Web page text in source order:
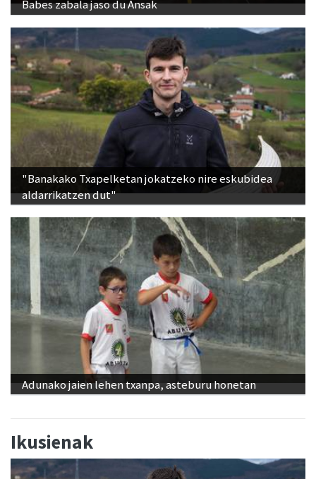
"Banakako Txapelketan jokatzeko nire eskubidea
aldarrikatzen dut"
Adunako jaien lehen txanpa, asteburu honetan